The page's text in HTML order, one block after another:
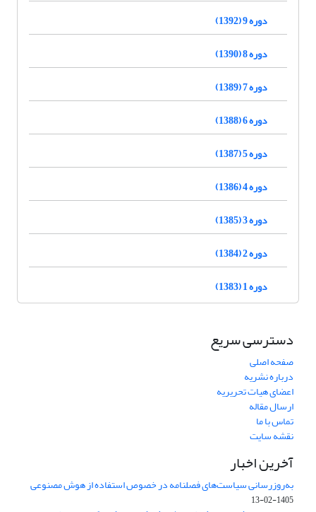
دوره 9 (1392)
دوره 8 (1390)
دوره 7 (1389)
دوره 6 (1388)
دوره 5 (1387)
دوره 4 (1386)
دوره 3 (1385)
دوره 2 (1384)
دوره 1 (1383)
دسترسی سریع
صفحه اصلی
درباره نشریه
اعضای هیات تحریریه
ارسال مقاله
تماس با ما
نقشه سایت
آخرین اخبار
به‌روزرسانی سیاست‌های فصلنامه در خصوص استفاده از هوش مصنوعی
1405-02-13